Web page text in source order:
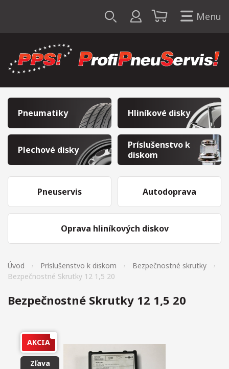
Menu
Pneumatiky Hliníkové disky
Plechové disky
Príslušenstvo k
diskom
Pneuservis
Oprava hliníkových diskov
Autodoprava
Úvod Príslušenstvo k diskom
Bezpečnostné skrutky
Bezpečnostné Skrutky 12 1,5 20
Bezpečnostné Skrutky 12 1,5 20
AKCIA
Zľava